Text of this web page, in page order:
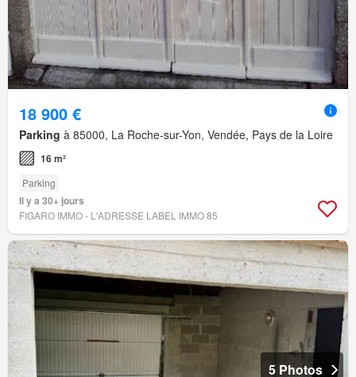
18 900 €
Parking à 85000, La Roche-sur-Yon, Vendée, Pays de la Loire
16 m²
Parking
Il y a 30+ jours
FIGARO IMMO - L'ADRESSE LABEL IMMO 85
5 Photos